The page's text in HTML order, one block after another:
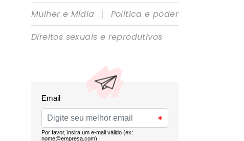
Mulher e Mídia
|
Política e poder
Direitos sexuais e reprodutivos